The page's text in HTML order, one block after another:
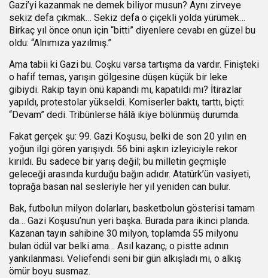
Gazi’yi kazanmak ne demek biliyor musun? Aynı zirveye
sekiz defa çıkmak… Sekiz defa o çiçekli yolda yürümek…
Birkaç yıl önce onun için “bitti” diyenlere cevabı en güzel bu
oldu: “Alnımıza yazılmış.”
Ama tabii ki Gazi bu. Coşku varsa tartışma da vardır. Finişteki
o hafif temas, yarışın gölgesine düşen küçük bir leke
gibiydi. Rakip tayın önü kapandı mı, kapatıldı mı? İtirazlar
yapıldı, protestolar yükseldi. Komiserler baktı, tarttı, biçti:
“Devam” dedi. Tribünlerse hâlâ ikiye bölünmüş durumda.
Fakat gerçek şu: 99. Gazi Koşusu, belki de son 20 yılın en
yoğun ilgi gören yarışıydı. 56 bini aşkın izleyiciyle rekor
kırıldı. Bu sadece bir yarış değil; bu milletin geçmişle
geleceği arasında kurduğu bağın adıdır. Atatürk’ün vasiyeti,
toprağa basan nal sesleriyle her yıl yeniden can bulur.
Bak, futbolun milyon dolarları, basketbolun gösterisi tamam
da… Gazi Koşusu’nun yeri başka. Burada para ikinci planda.
Kazanan tayın sahibine 30 milyon, toplamda 55 milyonu
bulan ödül var belki ama… Asıl kazanç, o pistte adının
yankılanması. Veliefendi seni bir gün alkışladı mı, o alkış
ömür boyu susmaz.